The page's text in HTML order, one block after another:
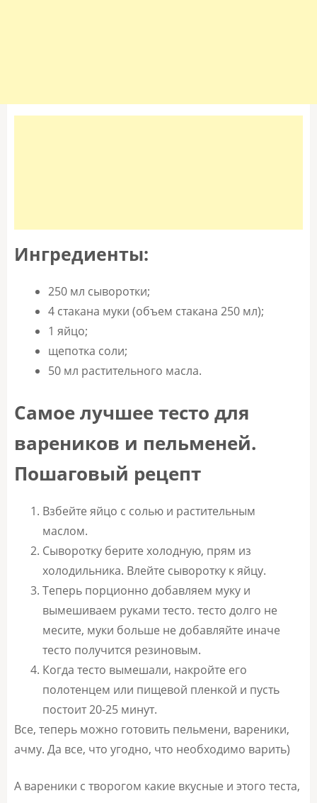
Ингредиенты:
250 мл сыворотки;
4 стакана муки (объем стакана 250 мл);
1 яйцо;
щепотка соли;
50 мл растительного масла.
Самое лучшее тесто для
вареников и пельменей.
Пошаговый рецепт
Взбейте яйцо с солью и растительным
маслом.
Сыворотку берите холодную, прям из
холодильника. Влейте сыворотку к яйцу.
Теперь порционно добавляем муку и
вымешиваем руками тесто. тесто долго не
месите, муки больше не добавляйте иначе
тесто получится резиновым.
Когда тесто вымешали, накройте его
полотенцем или пищевой пленкой и пусть
постоит 20-25 минут.
Все, теперь можно готовить пельмени, вареники,
ачму. Да все, что угодно, что необходимо варить)
А вареники с творогом какие вкусные и этого теста,